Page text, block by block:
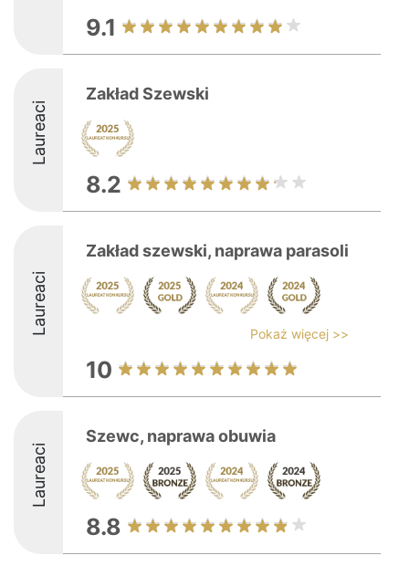
9.1
Laureaci
Zakład Szewski
8.2
Laureaci
Zakład szewski, naprawa parasoli
Pokaż więcej >>
10
Laureaci
Szewc, naprawa obuwia
8.8